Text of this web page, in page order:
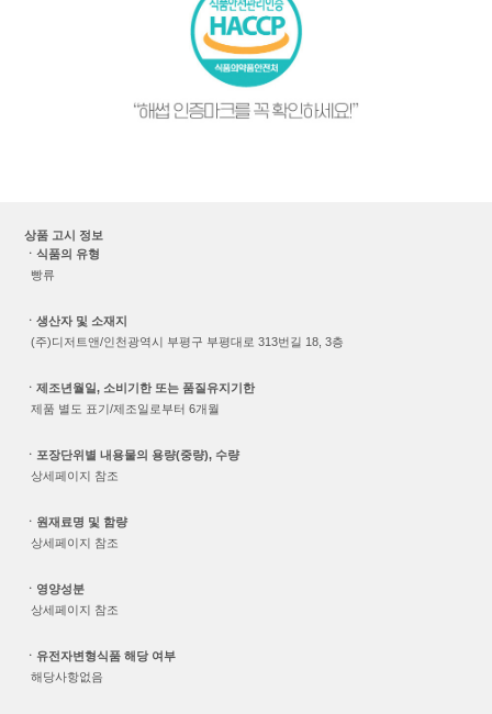
상품 고시 정보
ㆍ식품의 유형
빵류
ㆍ생산자 및 소재지
(주)디저트앤/인천광역시 부평구 부평대로 313번길 18, 3층
ㆍ제조년월일, 소비기한 또는 품질유지기한
제품 별도 표기/제조일로부터 6개월
ㆍ포장단위별 내용물의 용량(중량), 수량
상세페이지 참조
ㆍ원재료명 및 함량
상세페이지 참조
ㆍ영양성분
상세페이지 참조
ㆍ유전자변형식품 해당 여부
해당사항없음